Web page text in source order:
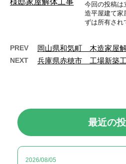
今回の投稿は
造平屋建て家
ずは所有さ
PREV 岡山県和気町 木造家屋
NEXT 兵庫県赤穂市 工場新築
最近の
2026/08/05